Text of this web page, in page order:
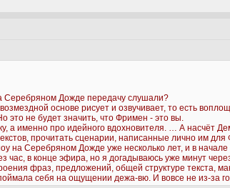
Серебряном Дожде передачу слушали?
основе рисует и озвучивает, то есть
это не будет значить, что Фримен - это вы.
а именно про идейного вдохновителя. … А насчёт
прочитать сценарии, написанные лично им
Серебряном Дожде уже несколько лет, и в
час, в конце эфира, но я догадываюсь уже минут
фраз, предложений, общей структуре текста,
себя на ощущении дежа-вю. И вовсе не из-за